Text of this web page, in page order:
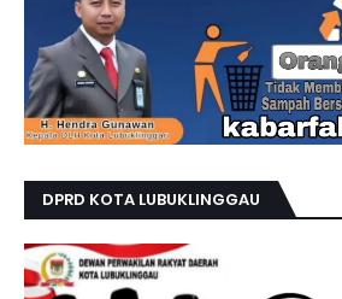
DPRD KOTA LUBUKLINGGAU